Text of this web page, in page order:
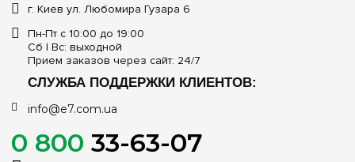
г. Киев ул. Любомира Гузара 6
Пн-Пт с 10:00 до 19:00
Сб | Вс: выходной
Прием заказов через сайт: 24/7
СЛУЖБА ПОДДЕРЖКИ КЛИЕНТОВ:
info@e7.com.ua
0 800 33-63-07